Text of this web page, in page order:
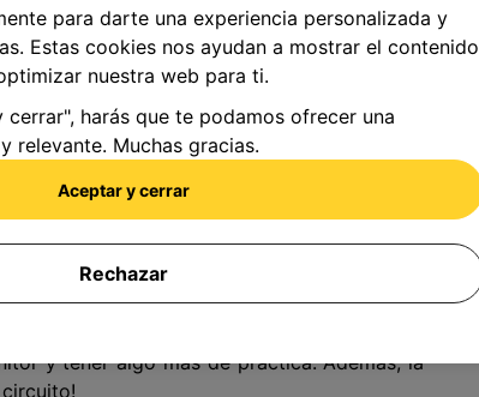
para darte una experiencia personalizada y
Estas cookies nos ayudan a mostrar el contenido
nuestra web para ti.
harás que te podamos ofrecer una
relevante. Muchas gracias.
Aceptar y cerrar
Rechazar
su desplazamiento: sentirás que te estás
brazos los que te harán avanzar mientras
cuando el calor empieza a apretar. En
lado, si quieres disfrutar de una refrescante
y tener algo más de práctica. Además, la